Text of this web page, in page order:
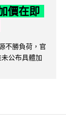
價在即
不勝負荷，官
公布具體加